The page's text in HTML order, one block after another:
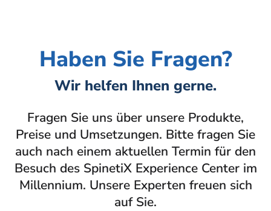
Haben Sie Fragen?
Wir helfen Ihnen gerne.
Fragen Sie uns über unsere Produkte,
Preise und Umsetzungen. Bitte fragen Sie
auch nach einem aktuellen Termin für den
Besuch des SpinetiX Experience Center im
Millennium. Unsere Experten freuen sich
auf Sie.